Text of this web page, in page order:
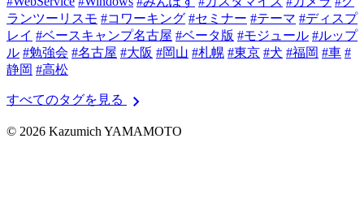
ランツーリスモ #コワーキング #セミナー #テーマ #ディスプ
レイ #ベースキャンプ名古屋 #ベータ版 #モジュール #ルップ
ル #勉強会 #名古屋 #大阪 #岡山 #札幌 #東京 #犬 #福岡 #車 #
静岡 #高松
すべてのタグを見る chevron_right
© 2026 Kazumich YAMAMOTO